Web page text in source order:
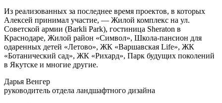
Из реализованных за последнее время проектов, в которых
Алексей принимал участие, — Жилой комплекс на ул.
Советской армии (Barkli Park), гостиница Sheraton в
Краснодаре, Жилой район «Символ», Школа-пансион для
одаренных детей «Летово», ЖК «Варшавская Life», ЖК
«Ботанический сад», ЖК «Рихард», Парк будущих поколений
в Якутске и многие другие.
Дарья Венгер
руководитель отдела ландшафтного дизайна